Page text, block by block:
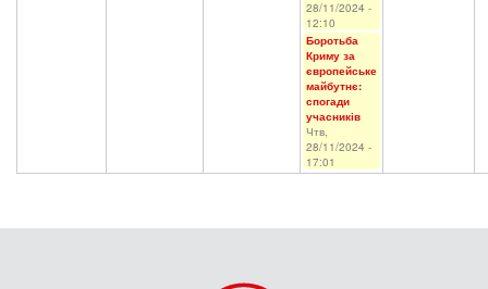
28/11/2024 -
12:10
Боротьба
Криму за
європейське
майбутнє:
спогади
учасників
Чтв,
28/11/2024 -
17:01